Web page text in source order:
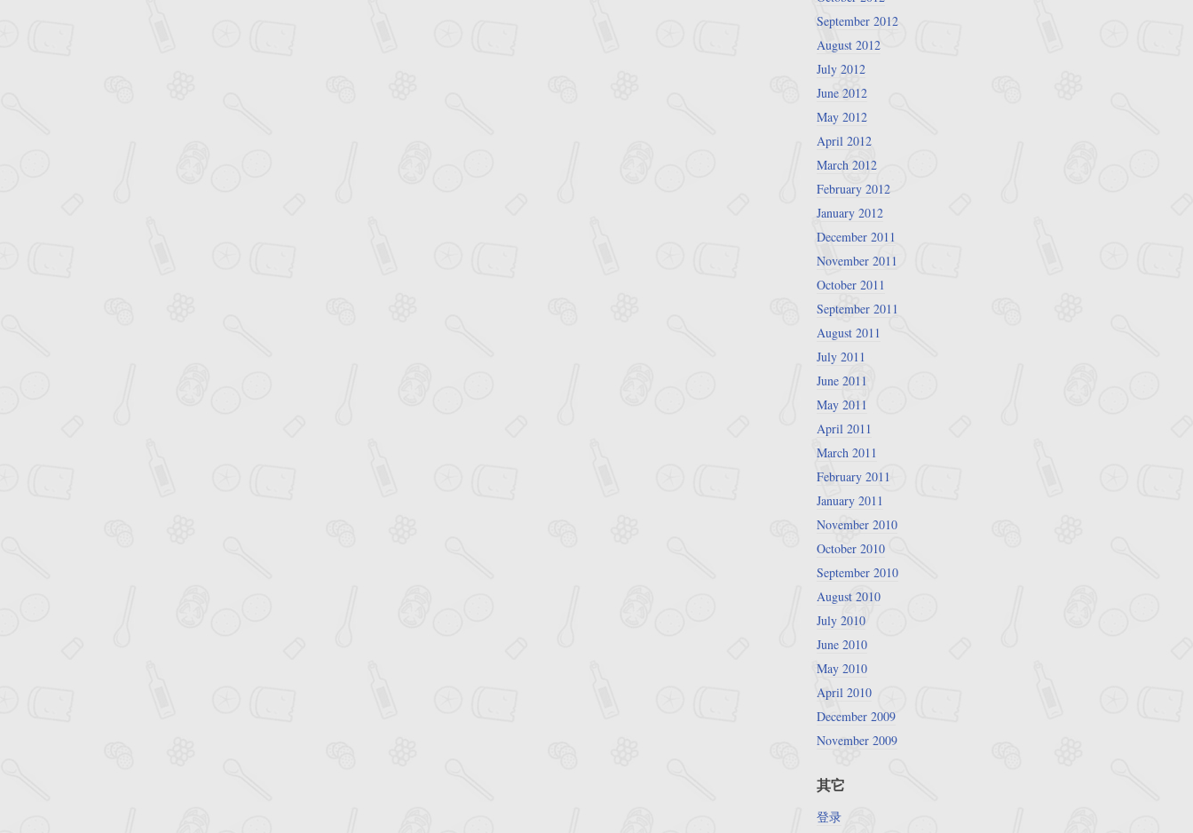
September 2012
August 2012
July 2012
June 2012
May 2012
April 2012
March 2012
February 2012
January 2012
December 2011
November 2011
October 2011
September 2011
August 2011
July 2011
June 2011
May 2011
April 2011
March 2011
February 2011
January 2011
November 2010
October 2010
September 2010
August 2010
July 2010
June 2010
May 2010
April 2010
December 2009
November 2009
其它
登录